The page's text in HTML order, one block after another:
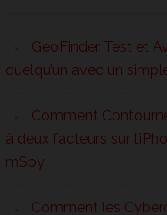
GeoFinder Test et
quelqu’un avec un
Comment
à deux facteurs sur
mSpy
Comment les